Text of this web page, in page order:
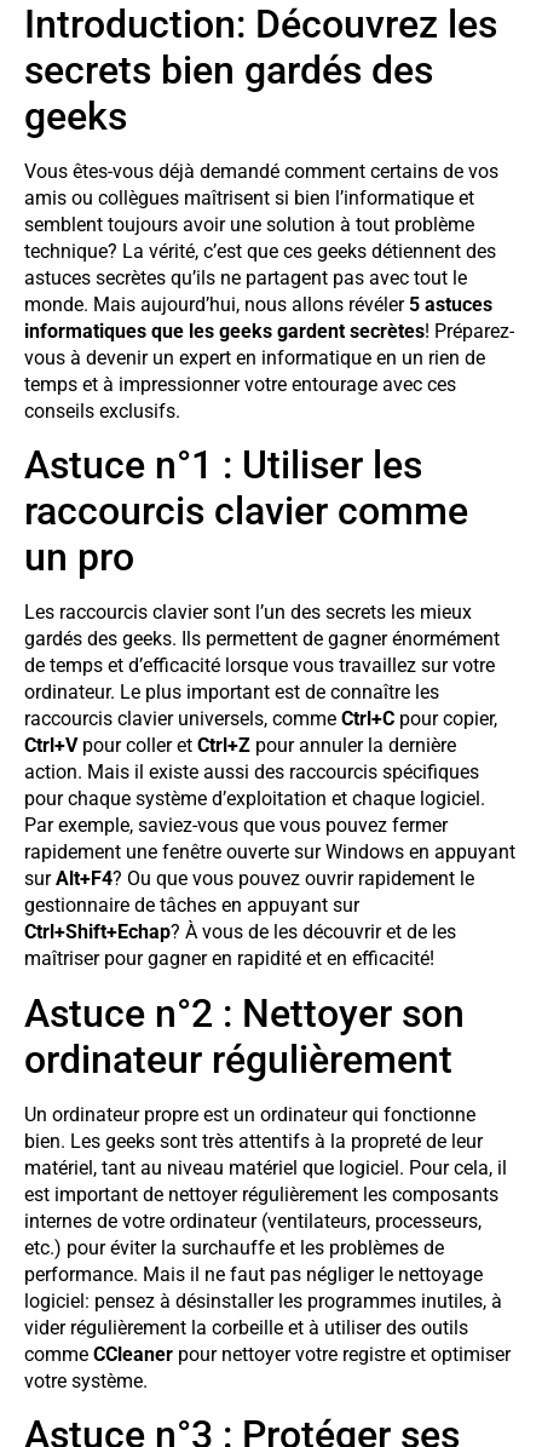
Introduction: Découvrez les
secrets bien gardés des
geeks
Vous êtes-vous déjà demandé comment certains de vos
amis ou collègues maîtrisent si bien l’informatique et
semblent toujours avoir une solution à tout problème
technique? La vérité, c’est que ces geeks détiennent des
astuces secrètes qu’ils ne partagent pas avec tout le
monde. Mais aujourd’hui, nous allons révéler5 astuces
informatiques que les geeks gardent secrètes! Préparez-
vous à devenir un expert en informatique en un rien de
temps et à impressionner votre entourage avec ces
conseils exclusifs.
Astuce n°1 : Utiliser les
raccourcis clavier comme
un pro
Les raccourcis clavier sont l’un des secrets les mieux
gardés des geeks. Ils permettent de gagner énormément
de temps et d’efficacité lorsque vous travaillez sur votre
ordinateur. Le plus important est de connaître les
raccourcis clavier universels, comme Ctrl+C pour copier,
Ctrl+Vpour coller et Ctrl+Z pour annuler la dernière
action. Mais il existe aussi des raccourcis spécifiques
pour chaque système d’exploitation et chaque logiciel.
Par exemple, saviez-vous que vous pouvez fermer
rapidement une fenêtre ouverte sur Windows en appuyant
surAlt+F4? Ou que vous pouvez ouvrir rapidement le
gestionnaire de tâches en appuyant sur
Ctrl+Shift+Echap? À vous de les découvrir et de les
maîtriser pour gagner en rapidité et en efficacité!
Astuce n°2 : Nettoyer son
ordinateur régulièrement
Un ordinateur propre est un ordinateur qui fonctionne
bien. Les geeks sont très attentifs à la propreté de leur
matériel, tant au niveau matériel que logiciel. Pour cela, il
est important de nettoyer régulièrement les composants
internes de votre ordinateur (ventilateurs, processeurs,
etc.) pour éviter la surchauffe et les problèmes de
performance. Mais il ne faut pas négliger le nettoyage
logiciel: pensez à désinstaller les programmes inutiles, à
vider régulièrement la corbeille et à utiliser des outils
comme CCleaner pour nettoyer votre registre et optimiser
votre système.
Astuce n°3 : Protéger ses